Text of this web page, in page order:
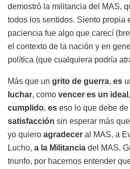
demostró la militancia del MAS,
todos los sentidos. Siento propia
paciencia fue algo que carecí
el contexto de la nación y en
política (que cualquiera podría
Más que un grito de guerra, es
luchar, como vencer es un ideal
cumplido, es eso lo que debe
satisfacción sin esperar más
yo quiero agradecer al MAS, a
Lucho, a la Militancia del MAS.
triunfo, por hacernos entender